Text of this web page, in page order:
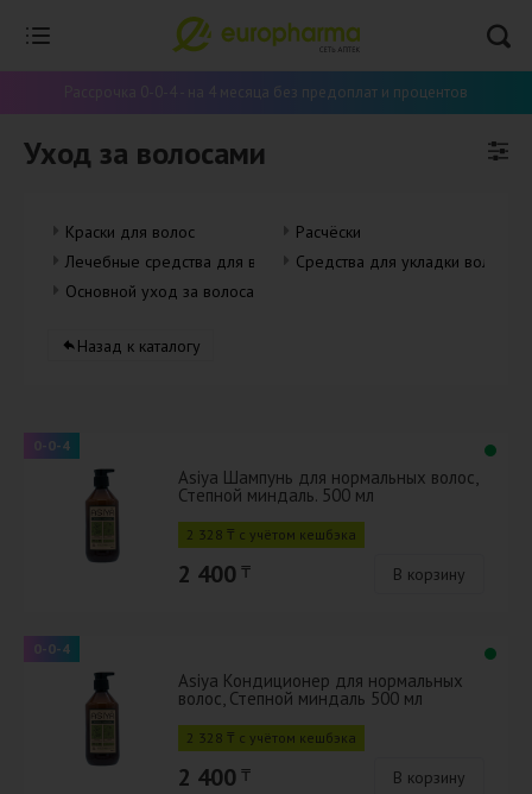
Рассрочка 0-0-4 - на 4 месяца без предоплат и процентов
Уход за волосами
Краски для волос
Лечебные средства для волос
Основной уход за волосами
Расчёски
Средства для укладки волос
Назад к каталогу
0-0-4
Asiya Шампунь для нормальных волос,
Степной миндаль. 500 мл
2 328 ₸ с учётом кешбэка
2 400 ₸ В корзину
0-0-4
Asiya Кондиционер для нормальных
волос, Степной миндаль 500 мл
2 328 ₸ с учётом кешбэка
2 400 ₸ В корзину